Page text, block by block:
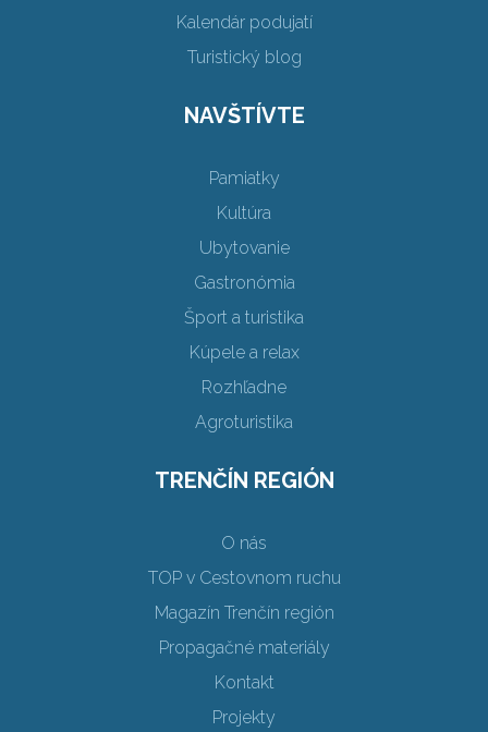
Kalendár podujatí
Turistický blog
NAVŠTÍVTE
Pamiatky
Kultúra
Ubytovanie
Gastronómia
Šport a turistika
Kúpele a relax
Rozhľadne
Agroturistika
TRENČÍN REGIÓN
O nás
TOP v Cestovnom ruchu
Magazín Trenčín región
Propagačné materiály
Kontakt
Projekty